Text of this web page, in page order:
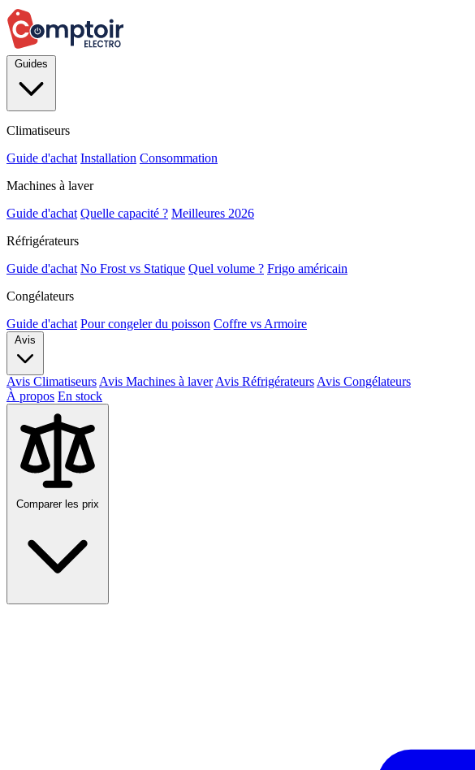
Climatiseurs
Guide d'achat Installation Consommation
Machines à laver
Guide d'achat Quelle capacité ? Meilleures 2026
Réfrigérateurs
Guide d'achat No Frost vs Statique Quel volume ? Frigo américain
Congélateurs
Guide d'achat Pour congeler du poisson Coffre vs Armoire
Avis Climatiseurs Avis Machines à laver Avis Réfrigérateurs Avis Congélateurs
À propos En stock